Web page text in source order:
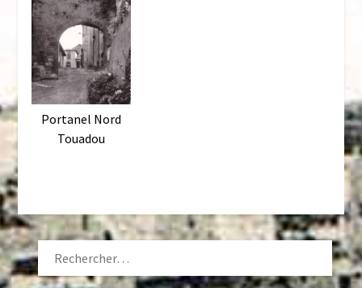
Portanel Nord
Touadou
RECHERCHER :